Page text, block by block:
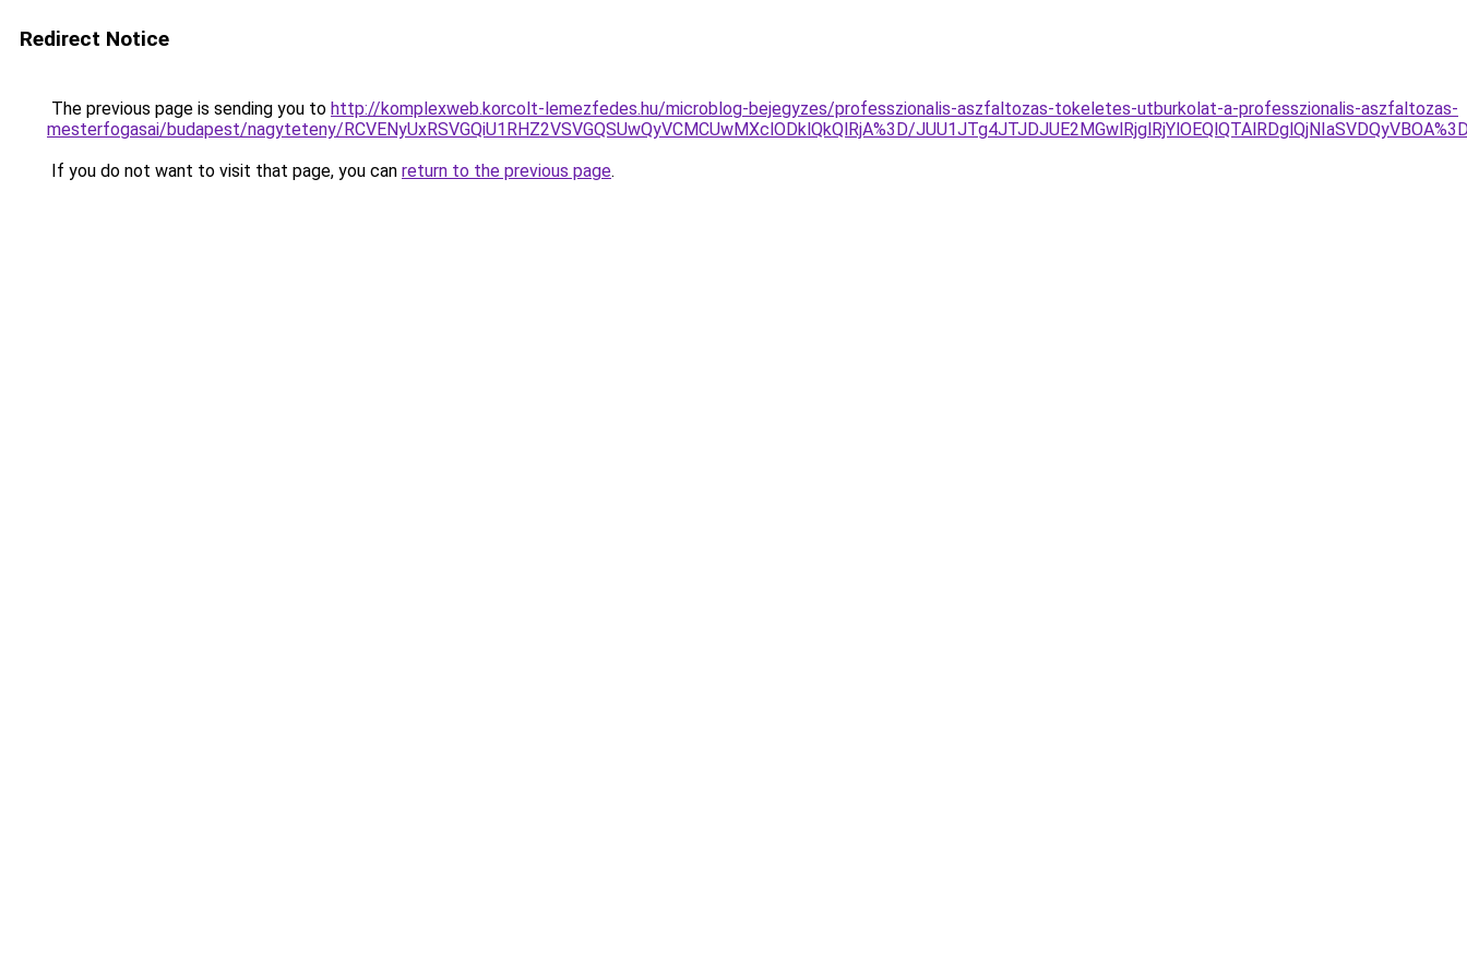
Redirect Notice
The previous page is sending you to http://komplexweb.korcolt-lemezfedes.hu/microblog-bejegyzes/professzionalis-aszfaltozas-tokeletes-utburkolat-a-professzionalis-aszfaltozas-
mesterfogasai/budapest/nagyteteny/RCVENyUxRSVGQiU1RHZ2VSVGQSUwQyVCMCUwMXclODklQkQlRjA%3D/
If you do not want to visit that page, you can return to the previous page.